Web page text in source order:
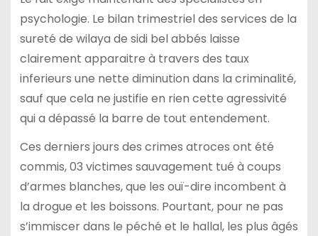
psychologie. Le bilan trimestriel des services de la
sureté de wilaya de sidi bel abbés laisse
clairement apparaitre à travers des taux
inferieurs une nette diminution dans la criminalité,
sauf que cela ne justifie en rien cette agressivité
qui a dépassé la barre de tout entendement.
Ces derniers jours des crimes atroces ont été
commis, 03 victimes sauvagement tué à coups
d’armes blanches, que les ouï-dire incombent à
la drogue et les boissons. Pourtant, pour ne pas
s’immiscer dans le péché et le hallal, les plus âgés